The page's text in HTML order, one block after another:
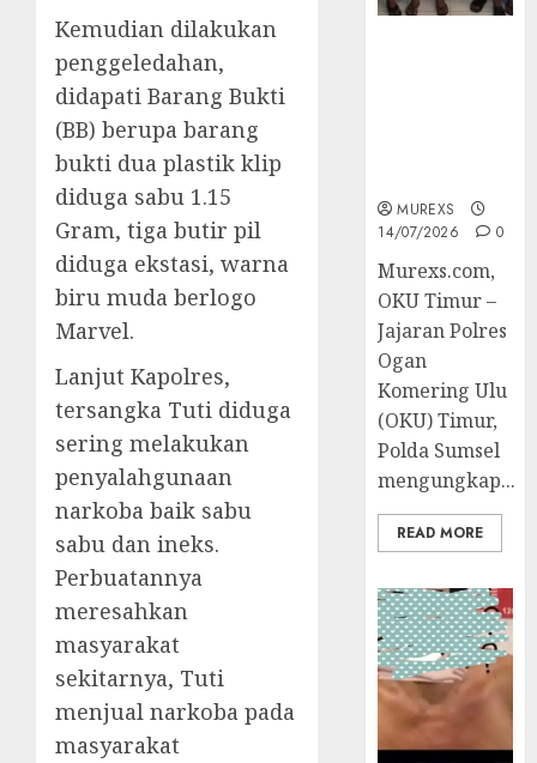
Kemudian dilakukan
penggeledahan,
didapati Barang Bukti
(BB) berupa barang
bukti dua plastik klip
diduga sabu 1.15
Gram, tiga butir pil
diduga ekstasi, warna
biru muda berlogo
Marvel.
Lanjut Kapolres,
tersangka Tuti diduga
sering melakukan
penyalahgunaan
narkoba baik sabu
sabu dan ineks.
Perbuatannya
meresahkan
masyarakat
sekitarnya, Tuti
menjual narkoba pada
masyarakat
MUREXS
14/07/2026
0
Murexs.com,
OKU Timur –
Jajaran Polres
Ogan
Komering Ulu
(OKU) Timur,
Polda Sumsel
mengungkap...
READ MORE